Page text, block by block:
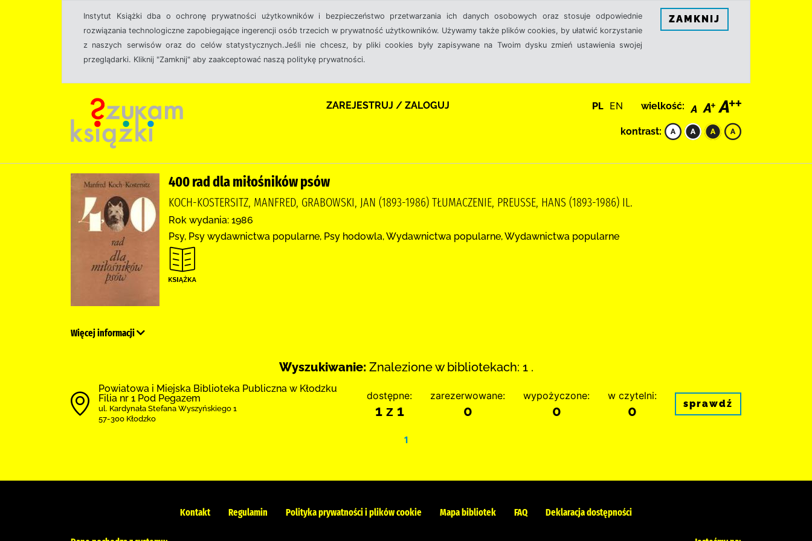
Instytut Książki dba o ochronę prywatności użytkowników i bezpieczeństwo przetwarzania ich danych osobowych oraz stosuje odpowiednie
rozwiązania technologiczne zapobiegające ingerencji osób trzecich w prywatność użytkowników. Używamy także plików cookies, by ułatwić korzystanie
z naszych serwisów oraz do celów statystycznych.Jeśli nie chcesz, by pliki cookies były zapisywane na Twoim dysku zmień ustawienia swojej
przeglądarki. Kliknij "Zamknij" aby zaakceptować naszą politykę prywatności.
ZAMKNIJ
ZAREJESTRUJ / ZALOGUJ PL EN wielkość:
kontrast:
400 rad dla miłośników psów
KOCH-KOSTERSITZ, MANFRED, GRABOWSKI, JAN (1893-1986) TŁUMACZENIE, PREUSSE, HANS (1893-1986) IL.
Rok wydania: 1986
Psy, Psy wydawnictwa popularne, Psy hodowla, Wydawnictwa popularne, Wydawnictwa popularne
Więcej informacji
Wyszukiwanie: Znalezione w bibliotekach: 1 .
Powiatowa i Miejska Biblioteka Publiczna w Kłodzku
Filia nr 1 Pod Pegazem
ul. Kardynała Stefana Wyszyńskiego 1
57-300 Kłodzko
dostępne:
1 z 1
zarezerwowane:
0
wypożyczone:
0
w czytelni:
0 sprawdź
1
Kontakt Regulamin Polityka prywatności i plików cookie Mapa bibliotek FAQ Deklaracja dostępności